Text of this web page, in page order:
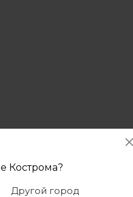
Кострома?
Другой город